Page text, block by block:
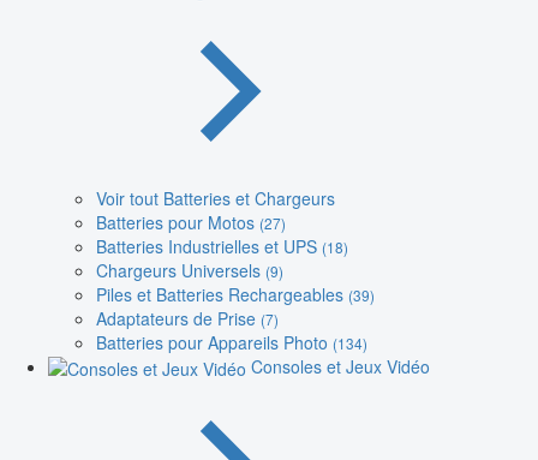
Voir tout Batteries et Chargeurs
Batteries pour Motos (27)
Batteries Industrielles et UPS (18)
Chargeurs Universels (9)
Piles et Batteries Rechargeables (39)
Adaptateurs de Prise (7)
Batteries pour Appareils Photo (134)
Consoles et Jeux Vidéo